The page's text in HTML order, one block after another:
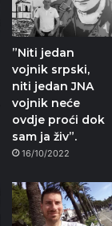
”Niti jedan
vojnik srpski,
niti jedan JNA
vojnik neće
ovdje proći dok
sam ja živ”.
16/10/2022